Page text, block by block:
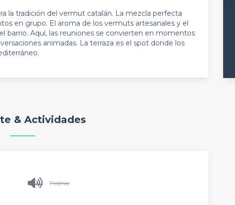
la tradición del vermut catalán. La mezcla perfecta
en grupo. El aroma de los vermuts artesanales y el
barrio. Aquí, las reuniones se convierten en momentos
animadas. La terraza es el spot donde los
& Actividades
Festivo